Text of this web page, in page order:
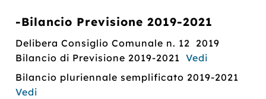
-Bilancio Previsione2019-2021
Delibera Consiglio Comunale n. 12 2019
Bilancio di Previsione 2019-2021Vedi
Bilancio pluriennale semplificato 2019-2021
Vedi